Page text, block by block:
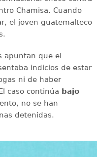
Chamisa. Cuando
el joven guatemalteco
apuntan que el
indicios de estar
ni de haber
caso continúa bajo
no se han
detenidas.